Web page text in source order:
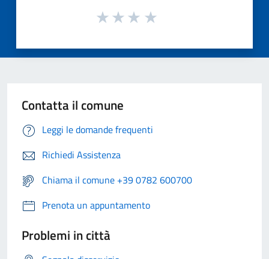
Contatta il comune
Leggi le domande frequenti
Richiedi Assistenza
Chiama il comune +39 0782 600700
Prenota un appuntamento
Problemi in città